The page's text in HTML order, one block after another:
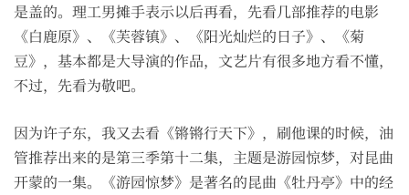
是盖的。理工男摊手表示以后再看，先看几部推荐的电影
《白鹿原》、《芙蓉镇》、《阳光灿烂的日子》、《菊
豆》，基本都是大导演的作品，文艺片有很多地方看不懂，
不过，先看为敬吧。
因为许子东，我又去看《锵锵行天下》，刷他课的时候，油
管推荐出来的是第三季第十二集，主题是游园惊梦，对昆曲
开蒙的一集。《游园惊梦》是著名的昆曲《牡丹亭》中的经